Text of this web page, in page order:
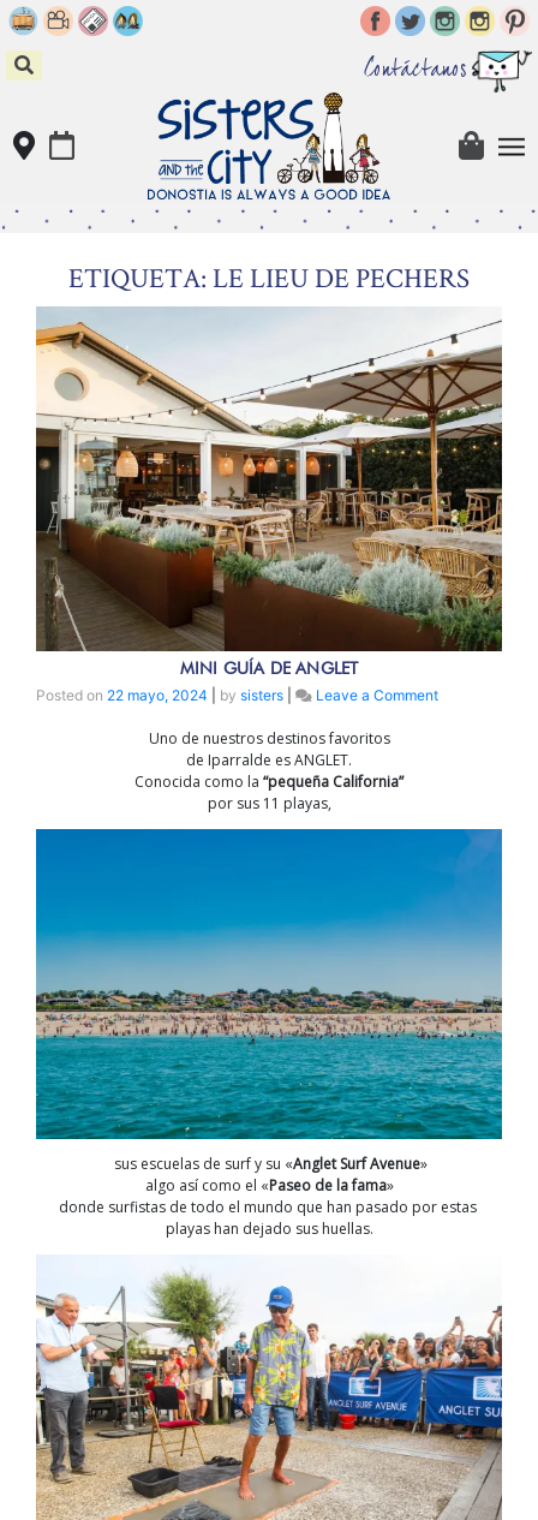
Skip
to
content
Contáctanos
ETIQUETA: LE LIEU DE PECHERS
MINI GUÍA DE ANGLET
Posted on 22 mayo, 2024 by sisters Leave a Commenton
Uno de nuestros destinos favoritos
de Iparralde es ANGLET.
Conocida como la “pequeña California”
por sus 11 playas,
sus escuelas de surf y su «Anglet Surf Avenue»
algo así como el «Paseo de la fama»
donde surfistas de todo el mundo que han pasado por estas
playas han dejado sus huellas.